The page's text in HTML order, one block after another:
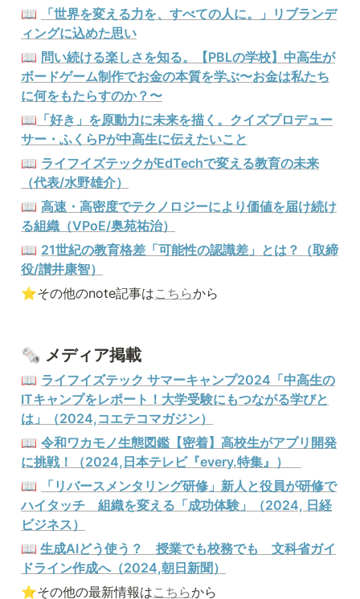
📖
「世界を変える力を、すべての人に。」リブランデ
ィングに込めた思い
📖 問い続ける楽しさを知る。【PBLの学校】中高生が
ボードゲーム制作でお金の本質を学ぶ〜お金は私たち
に何をもたらすのか？〜
📖 「好き」を原動力に未来を描く。クイズプロデュー
サー・ふくらPが中高生に伝えたいこと
📖 ライフイズテックがEdTechで変える教育の未来
（代表/水野雄介）
📖 高速・高密度でテクノロジーにより価値を届け続け
る組織（VPoE/奥苑祐治）
📖 21世紀の教育格差「可能性の認識差」とは？（取締
役/讃井康智）
⭐️その他のnote記事はこちらから
🗞️ メディア掲載
📖 ライフイズテック サマーキャンプ2024「中高生の
ITキャンプをレポート！大学受験にもつながる学びと
は」（2024,コエテコマガジン）
📖 令和ワカモノ生態図鑑【密着】高校生がアプリ開発
に挑戦！（2024,日本テレビ『every.特集』）
📖
「リバースメンタリング研修」新人と役員が研修で
ハイタッチ　組織を変える「成功体験」（2024, 日経
ビジネス）
📖 生成AIどう使う？　授業でも校務でも　文科省ガイ
ドライン作成へ（2024,朝日新聞）
⭐️その他の最新情報はこちらから